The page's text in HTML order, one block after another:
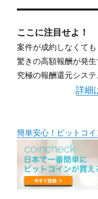
ここに注目せよ！
案件が成約しなくても
驚きの高額報酬が発生
究極の報酬還元システ
詳細
簡単安心！ビットコ